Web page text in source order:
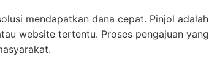
mendapatkan dana cepat. Pinjol adalah
website tertentu. Proses pengajuan yang